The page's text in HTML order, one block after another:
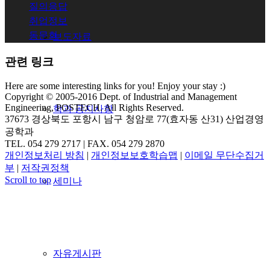
보도자료
학과 공지사항
세미나
자유게시판
질의응답
취업정보
동문회
관련 링크
Here are some interesting links for you! Enjoy your stay :)
Copyright © 2005-2016 Dept. of Industrial and Management
Engineering, POSTECH. All Rights Reserved.
37673 경상북도 포항시 남구 청암로 77(효자동 산31) 산업경영
공학과
TEL. 054 279 2717 | FAX. 054 279 2870
개인정보처리 방침 | 개인정보보호학습맵 | 이메일 무단수집거
부 | 저작권정책
Scroll to top